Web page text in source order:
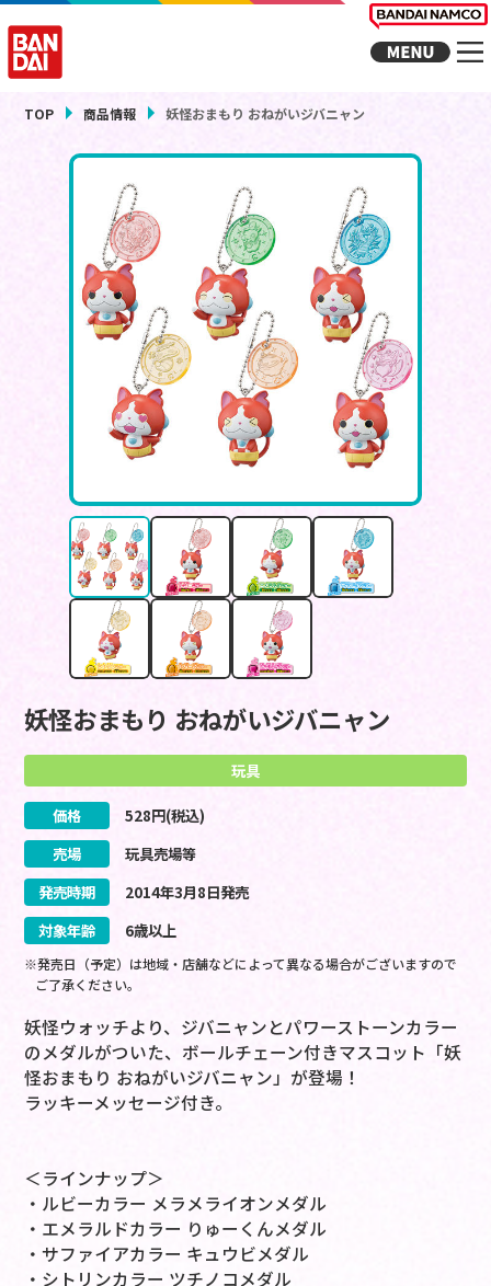
TOP 商品情報 妖怪おまもり おねがいジバニャン
妖怪おまもり おねがいジバニャン
玩具
価格 528円(税込)
売場
玩具売場等
発売時期
2014年3月8日発売
対象年齢
6歳以上
※発売日（予定）は地域・店舗などによって異なる場合がございますので
ご了承ください。
妖怪ウォッチより、ジバニャンとパワーストーンカラー
のメダルがついた、ボールチェーン付きマスコット「妖
怪おまもり おねがいジバニャン」が登場！
ラッキーメッセージ付き。
＜ラインナップ＞
・ルビーカラー メラメライオンメダル
・エメラルドカラー りゅーくんメダル
・サファイアカラー キュウビメダル
・シトリンカラー ツチノコメダル